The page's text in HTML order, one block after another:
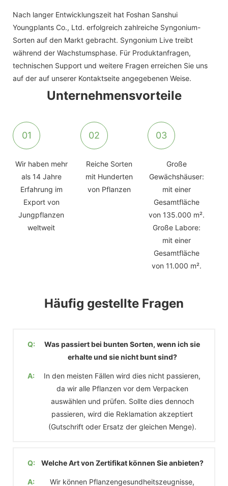
Nach langer Entwicklungszeit hat Foshan Sanshui
Youngplants Co., Ltd. erfolgreich zahlreiche Syngonium-
Sorten auf den Markt gebracht. Syngonium Live treibt
während der Wachstumsphase. Für Produktanfragen,
technischen Support und weitere Fragen erreichen Sie uns
auf der auf unserer Kontaktseite angegebenen Weise.
Unternehmensvorteile
01
Wir haben mehr
als 14 Jahre
Erfahrung im
Export von
Jungpflanzen
weltweit
02
Reiche Sorten
mit Hunderten
von Pflanzen
03
Große
Gewächshäuser:
mit einer
Gesamtfläche
von 135.000 m².
Große Labore:
mit einer
Gesamtfläche
von 11.000 m².
Häufig gestellte Fragen
Q:
Was passiert bei bunten Sorten, wenn ich sie
erhalte und sie nicht bunt sind?
A:
In den meisten Fällen wird dies nicht passieren,
da wir alle Pflanzen vor dem Verpacken
auswählen und prüfen. Sollte dies dennoch
passieren, wird die Reklamation akzeptiert
(Gutschrift oder Ersatz der gleichen Menge).
Q: Welche Art von Zertifikat können Sie anbieten?
A: Wir können Pflanzengesundheitszeugnisse,